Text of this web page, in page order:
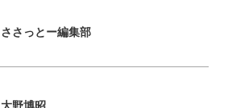
ささっとー編集部